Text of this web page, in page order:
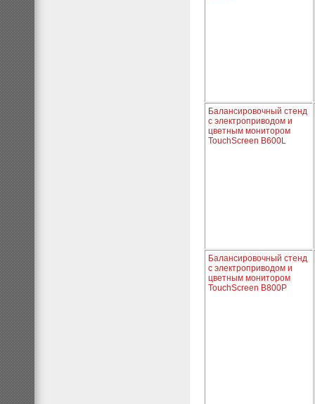
Балансировочный стенд
с электроприводом и
цветным монитором
TouchScreen B600L
Балансировочный стенд
с электроприводом и
цветным монитором
TouchScreen B800P